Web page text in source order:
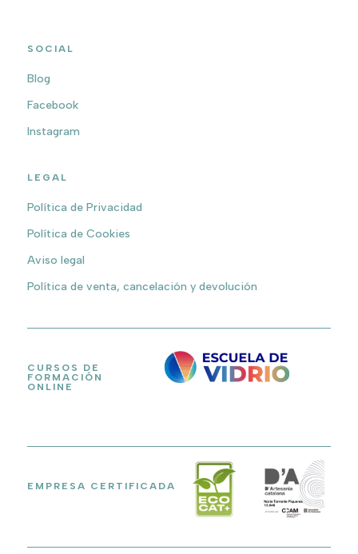
SOCIAL
Blog
Facebook
Instagram
LEGAL
Política de Privacidad
Política de Cookies
Aviso legal
Política de venta, cancelación y devolución
CURSOS DE
FORMACIÓN
ONLINE
EMPRESA CERTIFICADA